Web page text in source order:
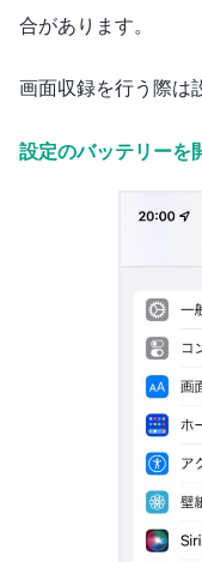
合があります。
画面収録を行う際は
設定のバッテリーを